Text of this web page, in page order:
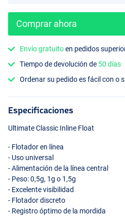
Comprar ahora
Envío gratuitoen pedidos
Tiempo de devolución de 50 días
Ordenar su pedido es fácil con o
Especificaciones
Ultimate Classic Inline Float
- Flotador en línea
- Uso universal
- Alimentación de la línea central
- Peso: 0,5g, 1g o 1,5g
- Excelente visibilidad
- Flotador discreto
- Registro óptimo de la mordida